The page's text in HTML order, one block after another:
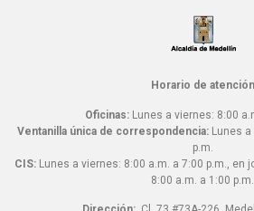
Horario de atención
Oficinas: Lunes a viernes: 8:00
Ventanilla única de correspondencia:Lunes a
p.m.
CIS:Lunes a viernes: 8:00 a.m. a 7:00 p.m., en
8:00 a.m. a 1:00 p.m.